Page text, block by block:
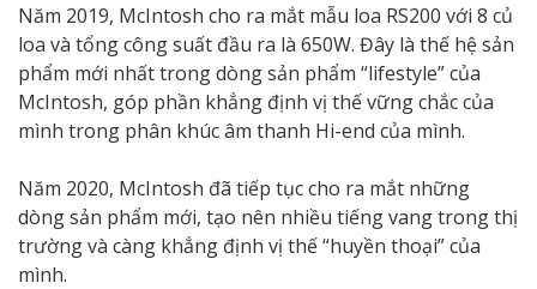
Năm 2019, McIntosh cho ra mắt mẫu loa RS200 với 8 củ
loa và tổng công suất đầu ra là 650W. Đây là thế hệ sản
phẩm mới nhất trong dòng sản phẩm “lifestyle” của
McIntosh, góp phần khẳng định vị thế vững chắc của
mình trong phân khúc âm thanh Hi-end của mình.
Năm 2020, McIntosh đã tiếp tục cho ra mắt những
dòng sản phẩm mới, tạo nên nhiều tiếng vang trong thị
trường và càng khẳng định vị thế “huyền thoại” của
mình.